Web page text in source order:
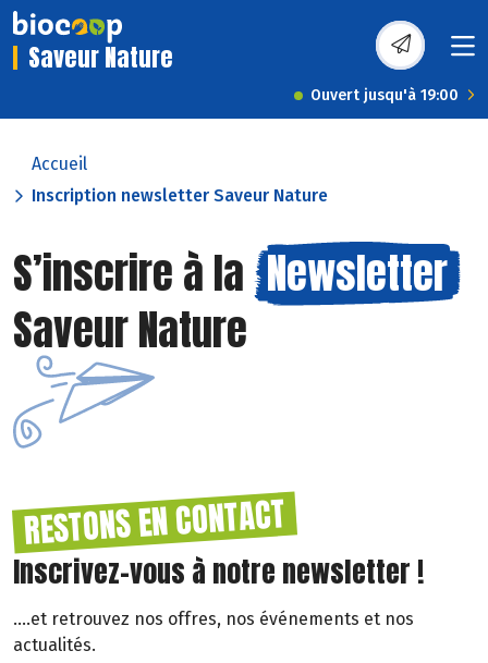
Saveur Nature
Ouvert jusqu'à 19:00
Accueil
Inscription newsletter Saveur Nature
S’inscrire à la Newsletter
Saveur Nature
RESTONS EN CONTACT
Inscrivez-vous à notre newsletter !
....et retrouvez nos offres, nos événements et nos
actualités.